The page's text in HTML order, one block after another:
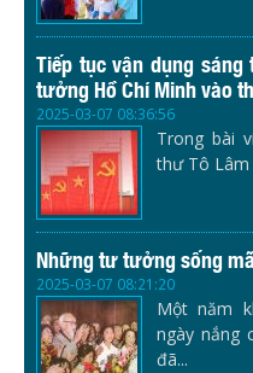
Tiếp tục vận dụng
tưởng Hồ Chí Minh vào
2025-03-07 08:36:56
Trong bài
thư Tô Lâm
Những tư tưởng sống
2025-03-07 08:21:20
Một năm
ngày nắng
đã...